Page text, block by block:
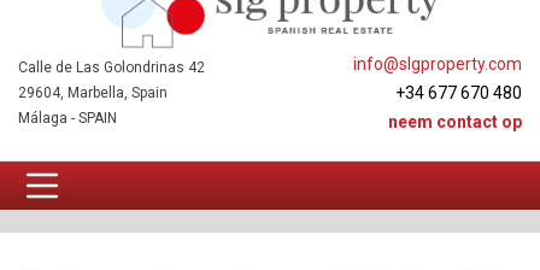
info@slgproperty.com
+34 677 670 480
neem contact op
Calle de Las Golondrinas 42
29604, Marbella, Spain
Málaga - SPAIN